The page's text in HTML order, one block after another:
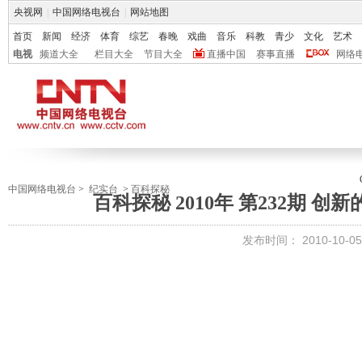
央视网 中国网络电视台 网站地图
首页 新闻 经济 体育 综艺 春晚 戏曲 音乐 科教 青少 文化
艺术
电视
频道大全 栏目大全 节目大全 直播中国 赛事直播 网络
中国网络电视台 > 纪实台 > 百科探秘
百科探秘 2010年 第232期 创
发布时间： 2010-10-